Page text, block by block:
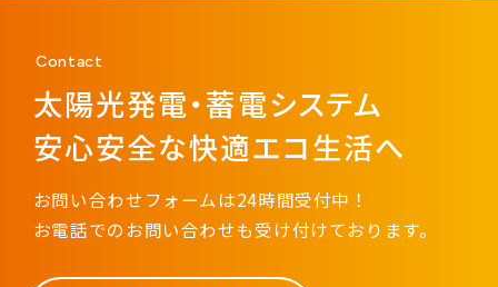
Contact
太陽光発電・蓄電システム
安心安全な快適エコ生活へ
お問い合わせフォームは24時間受付中！
お電話でのお問い合わせも受け付けております。